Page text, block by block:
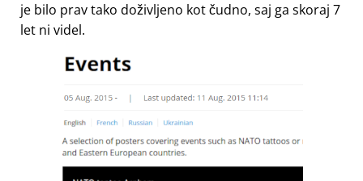
je bilo prav tako doživljeno kot čudno, saj ga skoraj 7
let ni videl.